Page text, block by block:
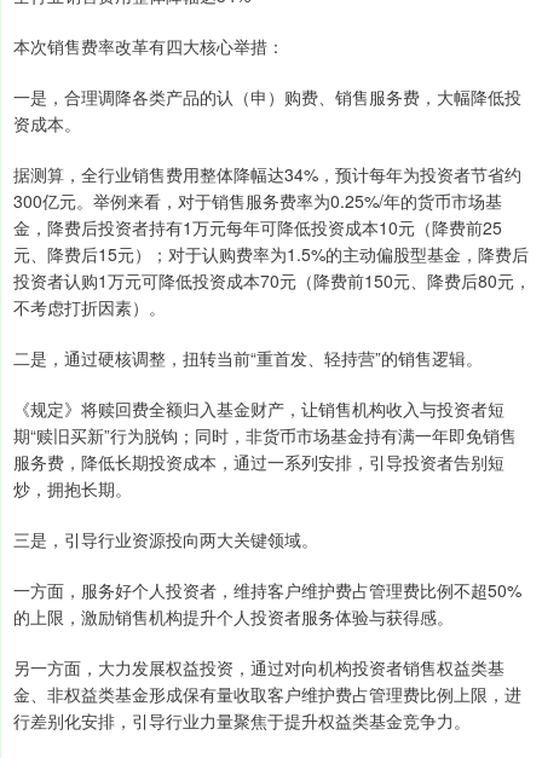
本次销售费率改革有四大核心举措：
一是，合理调降各类产品的认（申）购费、销售服务费，大幅降低投
资成本。
据测算，全行业销售费用整体降幅达34%，预计每年为投资者节省约
300亿元。举例来看，对于销售服务费率为0.25%/年的货币市场基
金，降费后投资者持有1万元每年可降低投资成本10元（降费前25
元、降费后15元）；对于认购费率为1.5%的主动偏股型基金，降费后
投资者认购1万元可降低投资成本70元（降费前150元、降费后80元，
不考虑打折因素）。
二是，通过硬核调整，扭转当前“重首发、轻持营”的销售逻辑。
《规定》将赎回费全额归入基金财产，让销售机构收入与投资者短
期“赎旧买新”行为脱钩；同时，非货币市场基金持有满一年即免销售
服务费，降低长期投资成本，通过一系列安排，引导投资者告别短
炒，拥抱长期。
三是，引导行业资源投向两大关键领域。
一方面，服务好个人投资者，维持客户维护费占管理费比例不超50%
的上限，激励销售机构提升个人投资者服务体验与获得感。
另一方面，大力发展权益投资，通过对向机构投资者销售权益类基
金、非权益类基金形成保有量收取客户维护费占管理费比例上限，进
行差别化安排，引导行业力量聚焦于提升权益类基金竞争力。